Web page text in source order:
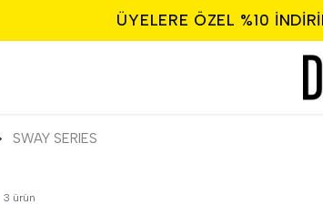
ÜYELERE ÖZEL %10
SWAY SERIES
3 ürün